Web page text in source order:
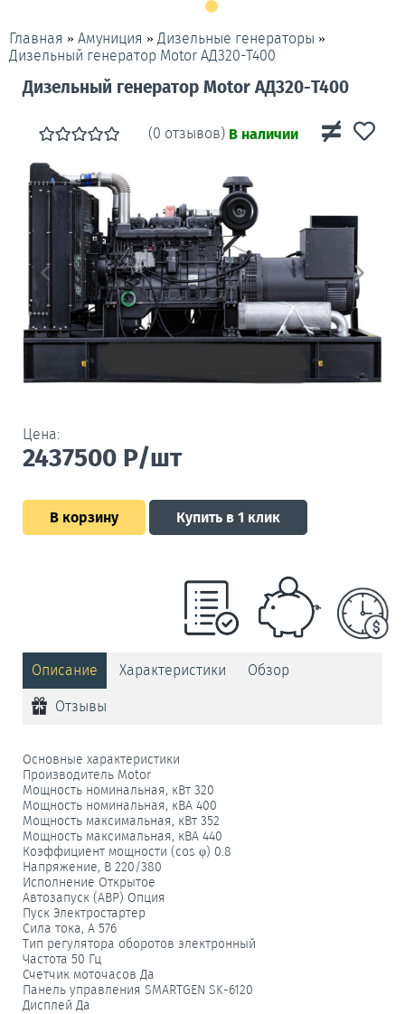
Главная » Амуниция » Дизельные генераторы »
Дизельный генератор Motor АД320-T400
Дизельный генератор Motor АД320-T400
(0 отзывов) В наличии
Цена:
2437500 Р/шт
В корзину Купить в 1 клик
Описание Характеристики Обзор
Отзывы
Основные характеристики
Производитель Motor
Мощность номинальная, кВт 320
Мощность номинальная, кВА 400
Мощность максимальная, кВт 352
Мощность максимальная, кВА 440
Коэффициент мощности (cos φ) 0.8
Напряжение, В 220/380
Исполнение Открытое
Автозапуск (АВР) Опция
Пуск Электростартер
Сила тока, А 576
Тип регулятора оборотов электронный
Частота 50 Гц
Счетчик моточасов Да
Панель управления SMARTGEN SK-6120
Дисплей Да